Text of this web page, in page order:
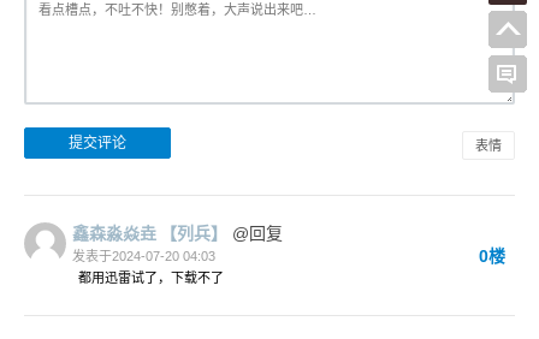
表情
鑫森淼焱垚 【列兵】 @回复
发表于2024-07-20 04:03 0楼
都用迅雷试了，下载不了